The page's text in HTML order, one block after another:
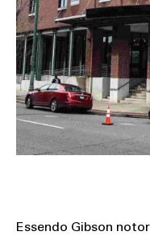
Essendo Gibson